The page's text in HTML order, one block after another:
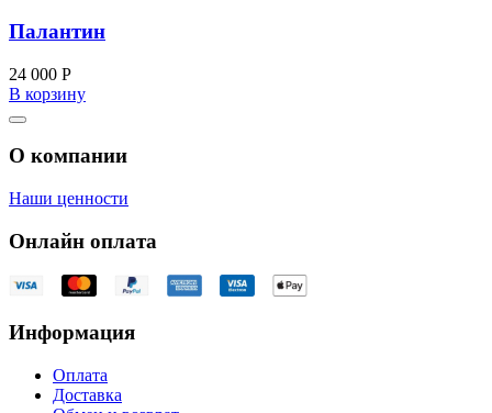
Палантин
24 000 Р
В корзину
О компании
Наши ценности
Онлайн оплата
Информация
Оплата
Доставка